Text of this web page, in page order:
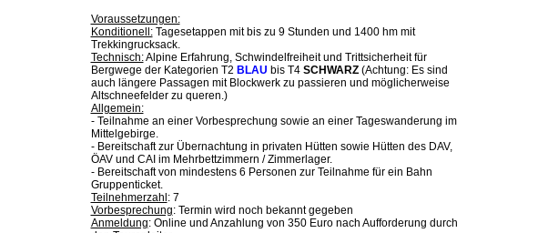
Voraussetzungen:
Konditionell:Tagesetappen mit bis zu 9 Stunden und 1400 hm mit
Trekkingrucksack.
Technisch:Alpine Erfahrung, Schwindelfreiheit und Trittsicherheit für
Bergwege der Kategorien T2 BLAU bis T4 SCHWARZ(Achtung: Es sind
auch längere Passagen mit Blockwerk zu passieren und möglicherweise
Altschneefelder zu queren.)
Allgemein:
- Teilnahme an einer Vorbesprechung sowie an einer Tageswanderung im
Mittelgebirge.
- Bereitschaft zur Übernachtung in privaten Hütten sowie Hütten des DAV,
ÖAV und CAI im Mehrbettzimmern / Zimmerlager.
- Bereitschaft von mindestens 6 Personen zur Teilnahme für ein Bahn
Gruppenticket.
Teilnehmerzahl : 7
Vorbesprechung: Termin wird noch bekannt gegeben
Anmeldung: Online und Anzahlung von 350 Euro nach Aufforderung durch